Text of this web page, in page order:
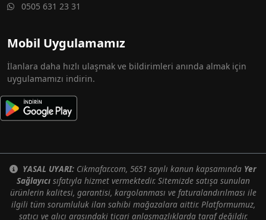
0505 631 23 31
Mobil Uygulamamız
İlanlara daha hızlı ulaşmak ve bildirimleri anında almak için
uygulamamızı indirin.
YASAL UYARI: Cikmafar.com, 5651 sayılı kanun kapsamında Yer
Sağlayıcısıfatıyla hizmet vermektedir. Sitemizde satışa sunulan
ürünlerin kalitesi, garantisi, kargolanması ve faturalandırılması ile
ilgili tüm sorumluluk ilan sahibi mağazalara aittir. Platformumuz,
satıcı ve alıcı arasındaki ticari anlaşmazlıklarda taraf değildir.